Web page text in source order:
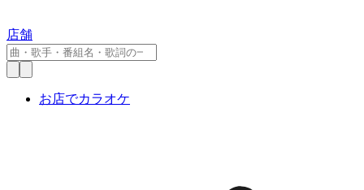
店舗
お店でカラオケ